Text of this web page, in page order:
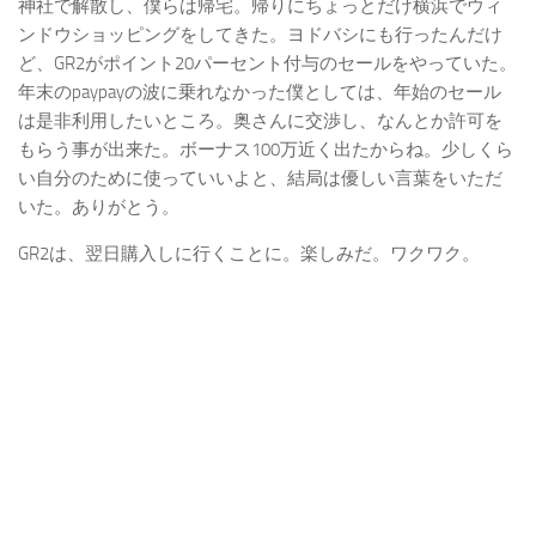
神社で解散し、僕らは帰宅。帰りにちょっとだけ横浜でウィ
ンドウショッピングをしてきた。ヨドバシにも行ったんだけ
ど、GR2がポイント20パーセント付与のセールをやっていた。
年末のpaypayの波に乗れなかった僕としては、年始のセール
は是非利用したいところ。奥さんに交渉し、なんとか許可を
もらう事が出来た。ボーナス100万近く出たからね。少しくら
い自分のために使っていいよと、結局は優しい言葉をいただ
いた。ありがとう。
GR2は、翌日購入しに行くことに。楽しみだ。ワクワク。